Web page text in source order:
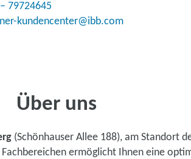
79724645
kundencenter@ibb.com
Über uns
(Schönhauser Allee 188), am Standort
ermöglicht Ihnen eine